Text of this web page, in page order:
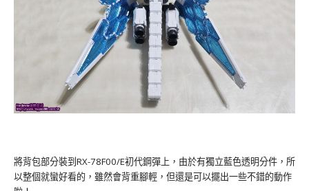
將背包部分裝到RX-78F00/E初代鋼彈上，由於有獨立藍色透明分件，所
以整個就蠻好看的，雖然會背重腳輕，但還是可以擺出一些不錯的動作